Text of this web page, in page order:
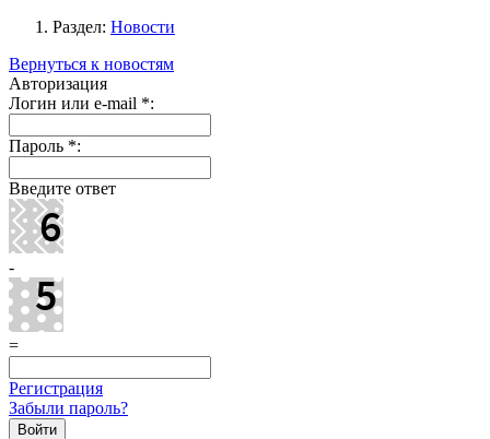
Раздел: Новости
Вернуться к новостям
Авторизация
Логин или e-mail *:
Пароль *:
Введите ответ
-
=
Регистрация
Забыли пароль?